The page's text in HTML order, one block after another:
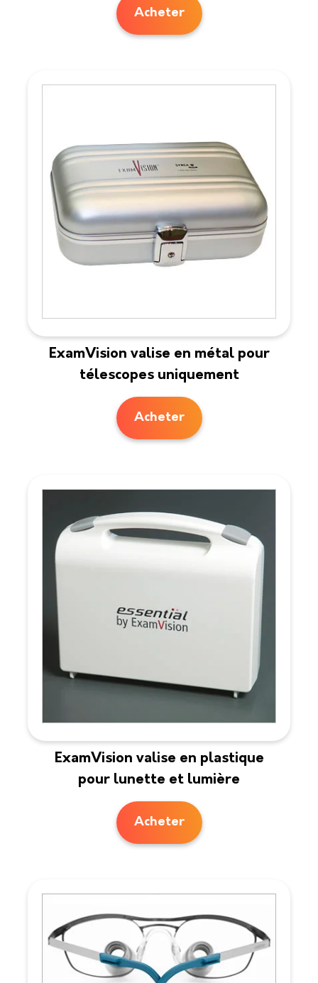
Acheter
ExamVision valise en métal pour
télescopes uniquement
Acheter
ExamVision valise en plastique
pour lunette et lumière
Acheter